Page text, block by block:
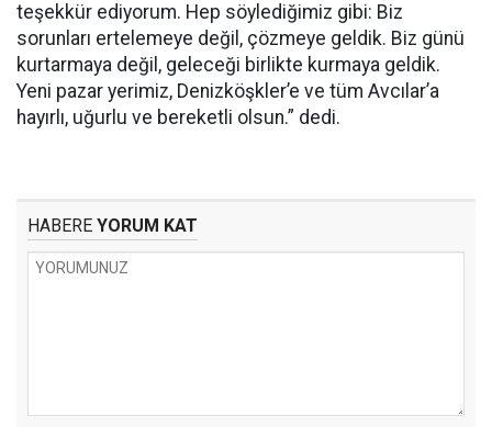
teşekkür ediyorum. Hep söylediğimiz gibi: Biz
sorunları ertelemeye değil, çözmeye geldik. Biz günü
kurtarmaya değil, geleceği birlikte kurmaya geldik.
Yeni pazar yerimiz, Denizköşkler’e ve tüm Avcılar’a
hayırlı, uğurlu ve bereketli olsun.” dedi.
HABERE YORUM KAT